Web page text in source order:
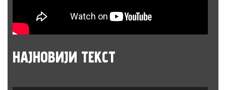
НАЈНОВИЈИ ТЕКСТ